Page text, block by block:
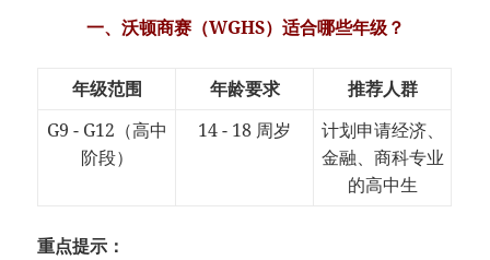
一、沃顿商赛（WGHS）适合哪些年级？
年级范围 年龄要求
推荐人群
G9 - G12（高中
阶段）
14 - 18 周岁
计划申请经济、
金融、商科专业
的高中生
重点提示：